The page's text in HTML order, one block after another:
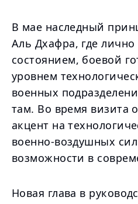
В мае наследный
Аль Дхафра, где лично
состоянием, боевой
уровнем
военных
там. Во время визита
акцент на
военно-воздушных
возможности в
Новая глава в